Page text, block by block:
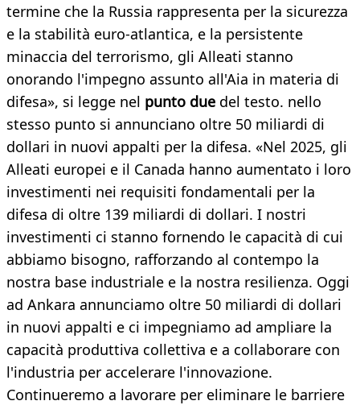
termine che la Russia rappresenta per la sicurezza
e la stabilità euro-atlantica, e la persistente
minaccia del terrorismo, gli Alleati stanno
onorando l'impegno assunto all'Aia in materia di
difesa», si legge nel punto due del testo. nello
stesso punto si annunciano oltre 50 miliardi di
dollari in nuovi appalti per la difesa. «Nel 2025, gli
Alleati europei e il Canada hanno aumentato i loro
investimenti nei requisiti fondamentali per la
difesa di oltre 139 miliardi di dollari. I nostri
investimenti ci stanno fornendo le capacità di cui
abbiamo bisogno, rafforzando al contempo la
nostra base industriale e la nostra resilienza. Oggi
ad Ankara annunciamo oltre 50 miliardi di dollari
in nuovi appalti e ci impegniamo ad ampliare la
capacità produttiva collettiva e a collaborare con
l'industria per accelerare l'innovazione.
Continueremo a lavorare per eliminare le barriere